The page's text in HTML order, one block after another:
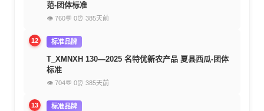
范-团体标准
👁 760💬 0⏰ 385天前
12 标准品牌
T_XMNXH 130—2025 名特优新农产品 夏县西瓜-团体
标准
👁 704💬 0⏰ 385天前
13 标准品牌